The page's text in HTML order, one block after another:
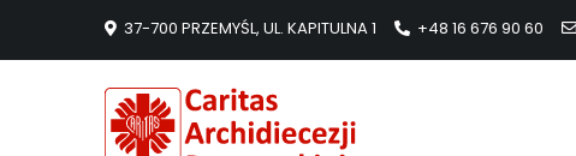
37-700 PRZEMYŚL, UL. KAPITULNA 1 +48 16 676 90 60